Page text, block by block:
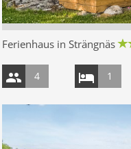
Ferienhaus in Strängnäs
4 1